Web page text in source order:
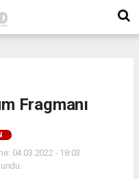
Fragmanı
04.03.2022 - 18:03